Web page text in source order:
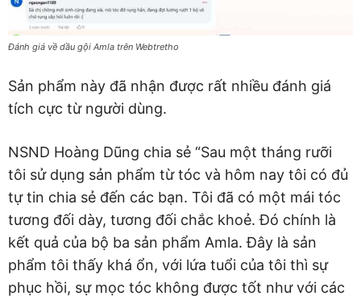
Đánh giá về dầu gội Amla trên Webtretho
Sản phẩm này đã nhận được rất nhiều đánh giá
tích cực từ người dùng.
NSND Hoàng Dũng chia sẻ “Sau một tháng rưỡi
tôi sử dụng sản phẩm từ tóc và hôm nay tôi có đủ
tự tin chia sẻ đến các bạn. Tôi đã có một mái tóc
tương đối dày, tương đối chắc khoẻ. Đó chính là
kết quả của bộ ba sản phẩm Amla. Đây là sản
phẩm tôi thấy khá ổn, với lứa tuổi của tôi thì sự
phục hồi, sự mọc tóc không được tốt như với các